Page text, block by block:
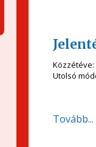
Közzétéve:
Utolsó
Tovább...